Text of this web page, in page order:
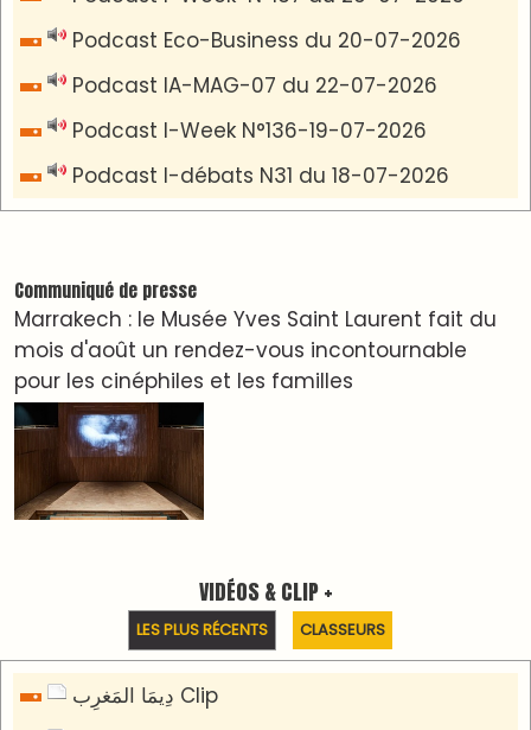
LES PLUS RÉCENTS CLASSEURS
دِيمَا المَغرِب Clip
Clip : 🎵Allez, allez ! Ramenez-nous cette
🎵Bulldozer Blues
Clip : 🎵 LE BLUES DE L'IA
🎵 Ormuzera bien, qui ormuzera le dernier
Reportages
Nizar Baraka préside à Marrakech une rencontre
sur la régionalisation avancée et l’équité